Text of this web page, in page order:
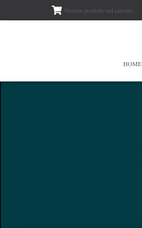
Nessun prodotto nel carrello.
HOME